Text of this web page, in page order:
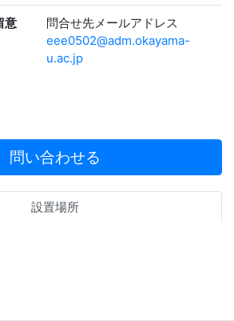
意
問合せ先メールアドレス
eee0502@adm.okayama-
u.ac.jp
問い合わせる
設置場所